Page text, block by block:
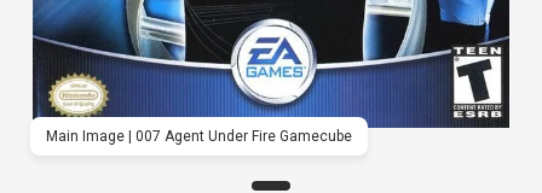
Main Image | 007 Agent Under Fire Gamecube